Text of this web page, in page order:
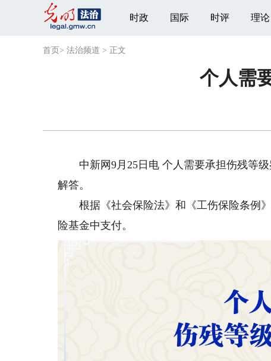
时政 国际 时评 理论
首页 > 法治频道 > 正文
个人需
中新网9月25日电 个人需要承担伤残等级
解答。
根据《社会保险法》和《工伤保险条例》
险基金中支付。